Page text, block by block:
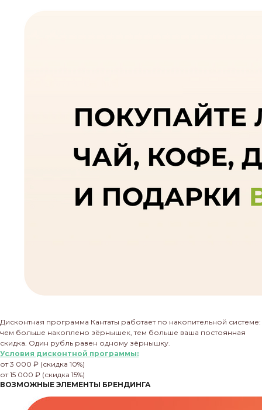
Дисконтная программа Кантаты работает по накопительной системе:
чем больше накоплено зёрнышек, тем больше ваша постоянная
скидка. Один рубль равен одному зёрнышку.
Условия дисконтной программы:
от 3 000 ₽ (скидка 10%)
от 15 000 ₽ (скидка 15%)
ВОЗМОЖНЫЕ ЭЛЕМЕНТЫ БРЕНДИНГА